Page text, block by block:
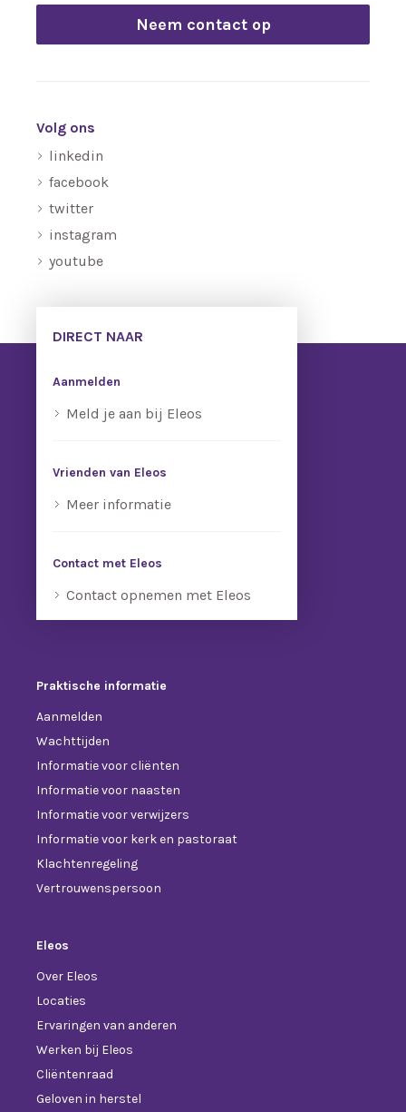
Neem contact op
Volg ons
linkedin
facebook
twitter
instagram
youtube
DIRECT NAAR
Aanmelden
Meld je aan bij Eleos
Vrienden van Eleos
Meer informatie
Contact met Eleos
Contact opnemen met Eleos
Praktische informatie
Aanmelden
Wachttijden
Informatie voor cliënten
Informatie voor naasten
Informatie voor verwijzers
Informatie voor kerk en pastoraat
Klachtenregeling
Vertrouwenspersoon
Eleos
Over Eleos
Locaties
Ervaringen van anderen
Werken bij Eleos
Cliëntenraad
Geloven in herstel